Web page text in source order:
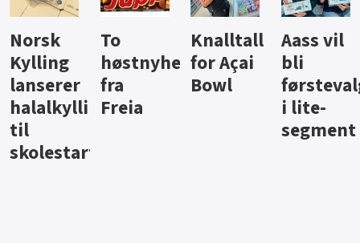
Knalltall
for Açai
Bowl
Aass vil
bli
førstevalg
i lite-
Brus og
jus fra
Berentsen
Hard
iste fra
Hansa